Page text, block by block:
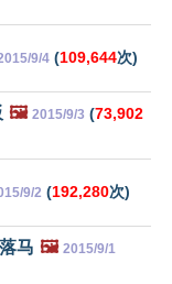
9/4 (109,644次)
🖼️ 2015/9/3 (73,902
9/2 (192,280次)
马 🖼️ 2015/9/1